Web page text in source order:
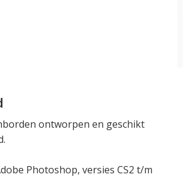
ontworpen en geschikt
Photoshop, versies CS2 t/m